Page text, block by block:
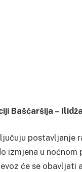
Baščaršija –
postavljanje
izmjena u noćnom
će se obavljati